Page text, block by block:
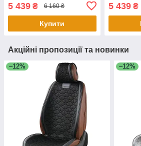
5 439 ₴ 6 160 ₴
Купити
5 439₴
Акційні пропозиції та новинки
–12% –12%